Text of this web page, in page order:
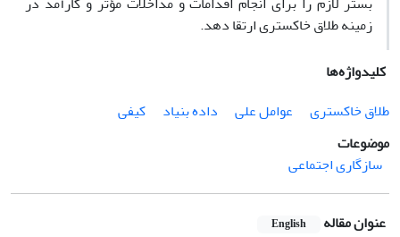
زمینه طلاق خاکستری ارتقا دهد.
کلیدواژه‌ها
طلاق خاکستری
عوامل علی داده بنیاد
کیفی
موضوعات
سازگاری اجتماعی
عنوان مقاله English